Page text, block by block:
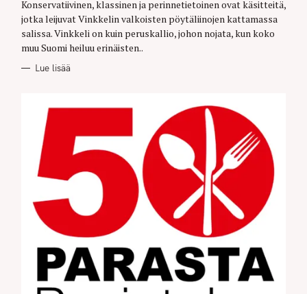
O
R
I
E
S
Konservatiivinen, klassinen ja perinnetietoinen ovat käsitteitä,
jotka leijuvat Vinkkelin valkoisten pöytäliinojen kattamassa
salissa. Vinkkeli on kuin peruskallio, johon nojata, kun koko
muu Suomi heiluu erinäisten..
Lue lisää